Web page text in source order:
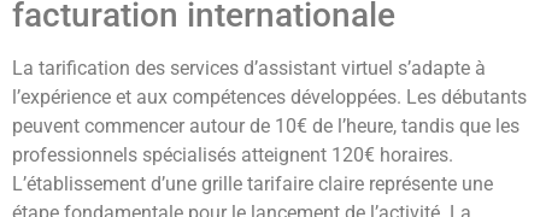
facturation internationale
La tarification des services d’assistant virtuel s’adapte à
l’expérience et aux compétences développées. Les débutants
peuvent commencer autour de 10€ de l’heure, tandis que les
professionnels spécialisés atteignent 120€ horaires.
L’établissement d’une grille tarifaire claire représente une